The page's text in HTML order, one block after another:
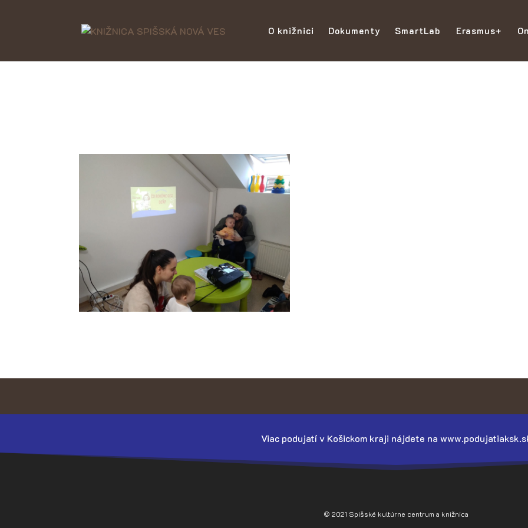
O knižnici Dokumenty SmartLab Erasmus+
Viac podujatí v Košickom kraji nájdete na
© 2021 Spišské kultúrne centrum a knižnica